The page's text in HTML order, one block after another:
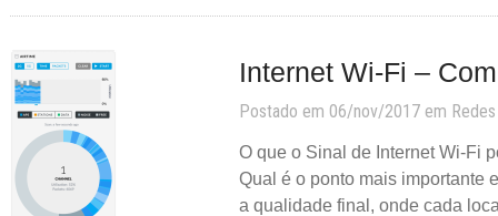
Internet Wi-Fi –
Postado em 06/nov/2017 em Redes
O que o Sinal de Internet Wi-Fi
Qual é o ponto mais importante
a qualidade final, onde cada